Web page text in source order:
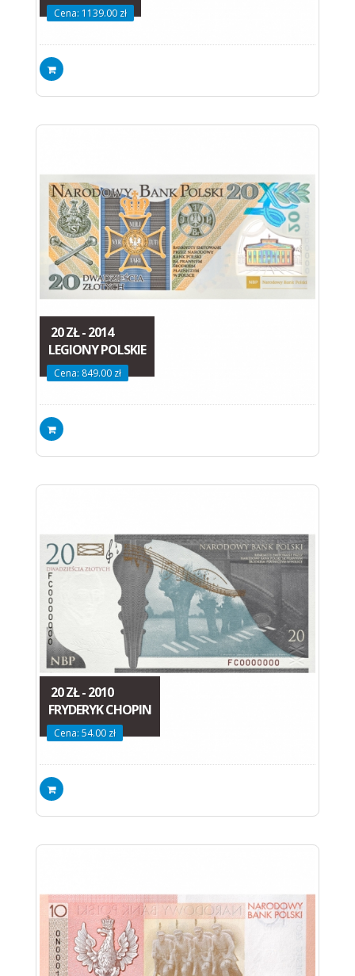
Cena: 1139.00 zł
20 ZŁ - 2014
LEGIONY POLSKIE
Cena: 849.00 zł
20 ZŁ - 2010
FRYDERYK CHOPIN
Cena: 54.00 zł